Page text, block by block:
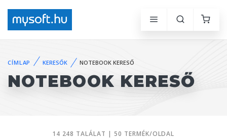
CÍMLAP KERESŐK NOTEBOOK KERESŐ
NOTEBOOK KERESŐ
14 248 TALÁLAT | 50 TERMÉK/OLDAL